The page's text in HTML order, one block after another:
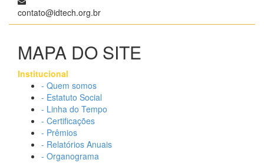
contato@idtech.org.br
MAPA DO SITE
Institucional
- Quem somos
- Estatuto Social
- Linha do Tempo
- Certificações
- Prêmios
- Relatórios Anuais
- Organograma